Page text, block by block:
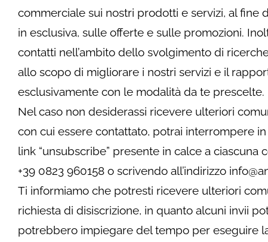
commerciale sui nostri prodotti e servizi, al fine
in esclusiva, sulle offerte e sulle promozioni.
contatti nell’ambito dello svolgimento di
allo scopo di migliorare i nostri servizi e il
esclusivamente con le modalità da te prescelte.
Nel caso non desiderassi ricevere ulteriori
con cui essere contattato, potrai interrompere
link “unsubscribe” presente in calce a
+39 0823 960158 o scrivendo all’indirizzo
Ti informiamo che potresti ricevere ulteriori
richiesta di disiscrizione, in quanto alcuni invii
potrebbero impiegare del tempo per eseguire